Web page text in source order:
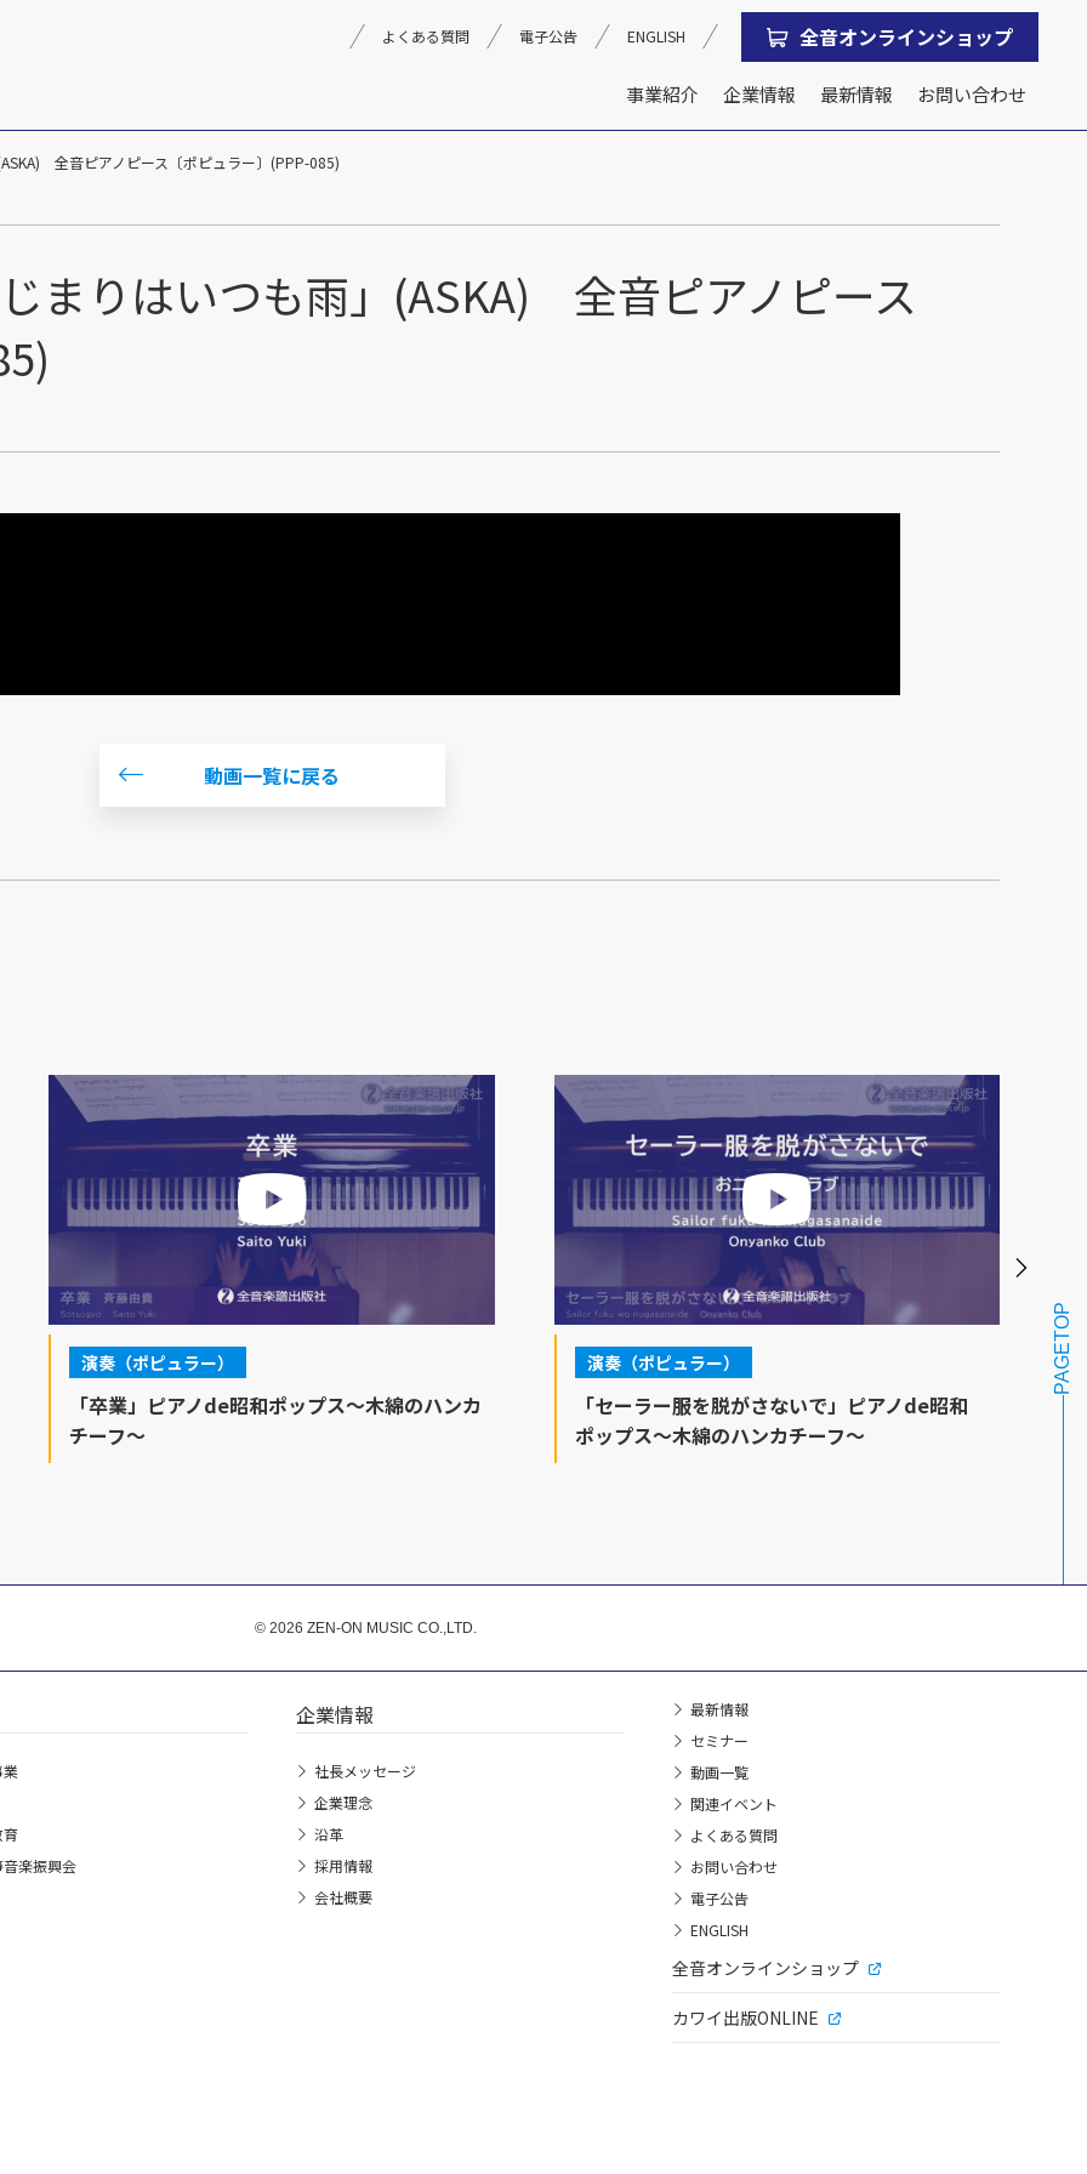
事業紹介
音楽教育
文化箏音楽振興会
企業情報 最新情報 お問い合わせ
よくある質問 電子公告 ENGLISH 全音オンラインショップ
全音ピアノピース〔ポピュラー〕(PPP-085)
まりはいつも雨」(ASKA) 全音ピアノピース
動画一覧に戻る
演奏（ポピュラー）
「卒業」ピアノde昭和ポップス～木綿のハンカ
チーフ～
演奏（ポピュラー）
「セーラー服を脱がさないで」ピアノde昭和
ポップス～木綿のハンカチーフ～
PAGETOP
© 2026 ZEN-ON MUSIC CO.,LTD.
業
育
楽振興会
企業情報
社長メッセージ
企業理念
沿革
採用情報
会社概要
最新情報
セミナー
動画一覧
関連イベント
よくある質問
お問い合わせ
電子公告
ENGLISH
全音オンラインショップ
カワイ出版ONLINE